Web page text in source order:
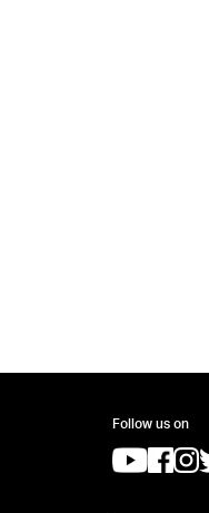
Follow us on
(opens